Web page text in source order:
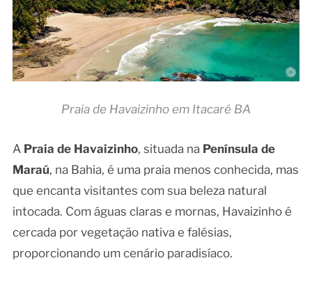
Praia de Havaizinho em Itacaré BA
A Praia de Havaizinho, situada na Península de
Maraú, na Bahia, é uma praia menos conhecida, mas
que encanta visitantes com sua beleza natural
intocada. Com águas claras e mornas, Havaizinho é
cercada por vegetação nativa e falésias,
proporcionando um cenário paradisíaco.